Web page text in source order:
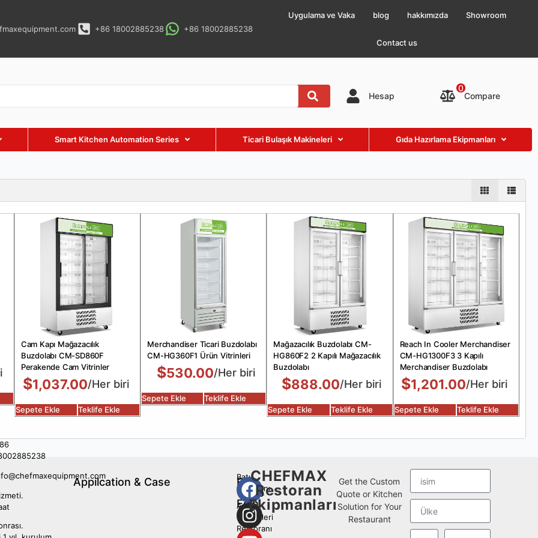
+86 18002885238 +86 18002885238
Uygulama ve Vaka blog hakkımızda Showroom
Contact us
Hesap Compare
0
Smart Kitchen Automation Series Ticari Bulaşık Makineleri Gıda Hazırlama Ekipmanları
Cam Kapı Mağazacılık
Buzdolabı CM-SD860F
Perakende Cam Vitrinler
$1,037.00/Her biri
Sepete Ekle Teklife Ekle
Merchandiser Ticari Buzdolabı
CM-HG360F1 Ürün Vitrinleri
$530.00/Her biri
Sepete Ekle Teklife Ekle
Mağazacılık Buzdolabı CM-
HG860F2 2 Kapılı Mağazacılık
Buzdolabı
$888.00/Her biri
Sepete Ekle Teklife Ekle
Reach In Cooler Merchandiser
CM-HG1300F3 3 Kapılı
Merchandiser Buzdolabı
$1,201.00/Her biri
Sepete Ekle Teklife Ekle
Appilcation & Case
Batı
restoranı
Asya
Yemekleri
Restoranı
Bizi
Takip
Edin
CHEFMAX
Restoran
Ekipmanları
Get the Custom
Quote or Kitchen
Solution for Your
Restaurant